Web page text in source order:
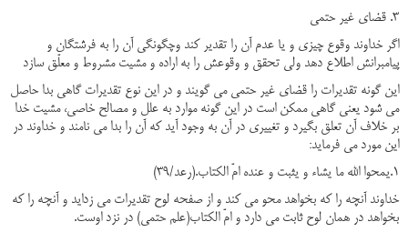
3. قضای غیر حتمی
اگر خداوند وقوع چیزی و یا عدم آن را تقدیر کند وچگونگی آن را به فرشتگان و
پیامبرانش اطلاع دهد ولی تحقق و وقوعش را به اراده و مشیت مشروط و معلّق سازد
این گونه تقدیرات را قضای غیر حتمی می گویند و در این نوع تقدیرات گاهی بدا حاصل
می شود یعنی گاهی ممکن است در این گونه موارد به علل و مصالح خاصی، مشیت خدا
بر خلاف آن تعلق بگیرد و تغییری در آن به وجود آید که آن را بدا می نامند و خداوند در
این مورد می فرماید:
1.یمحوا الله ما یشاء و یثبت و عنده امّ الکتاب.(رعد/39)
خداوند آنچه را که بخواهد محو می کند و از صفحه لوح تقدیرات می زداید و آنچه را که
بخواهد در همان لوح ثابت می دارد و امّ الکتاب(علم حتمی) در نزد اوست.